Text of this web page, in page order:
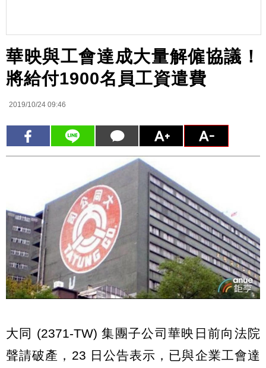
華映與工會達成大量解僱協議！
將給付1900名員工資遣費
2019/10/24 09:46
大同 (2371-TW) 集團子公司華映日前向法院
聲請破產，23 日公告表示，已與企業工會達